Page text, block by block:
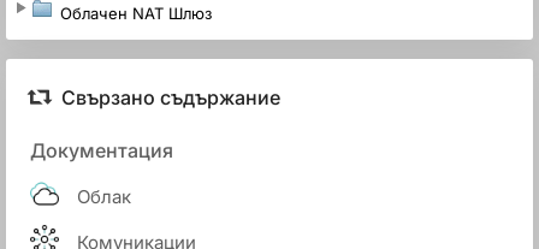
Облачен NAT Шлюз
Свързано съдържание
Документация
Облак
Комуникации